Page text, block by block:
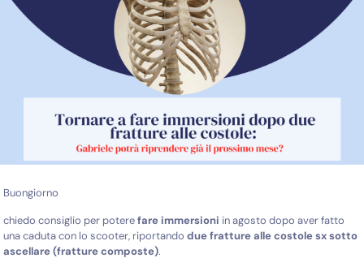
Buongiorno
chiedo consiglio per poterefare immersioni in agosto dopo aver fatto
una caduta con lo scooter, riportando due fratture alle costole sx sotto
ascellare (fratture composte).